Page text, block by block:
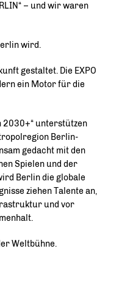
– und wir waren
wird.
gestaltet. Die EXPO
ein Motor für die
2030+“ unterstützen
Berlin-
gedacht mit den
Spielen und der
Berlin die globale
ziehen Talente an,
und vor
Weltbühne.